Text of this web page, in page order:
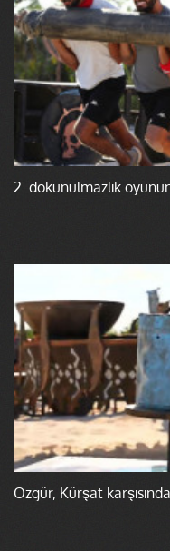
2. dokunulmazlık
Özgür, Kürşat karşısında